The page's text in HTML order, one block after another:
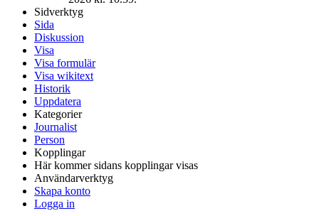
Sidverktyg
Sida
Diskussion
Visa
Visa formulär
Visa wikitext
Historik
Uppdatera
Kategorier
Journalist
Person
Kopplingar
Här kommer sidans kopplingar visas
Användarverktyg
Skapa konto
Logga in